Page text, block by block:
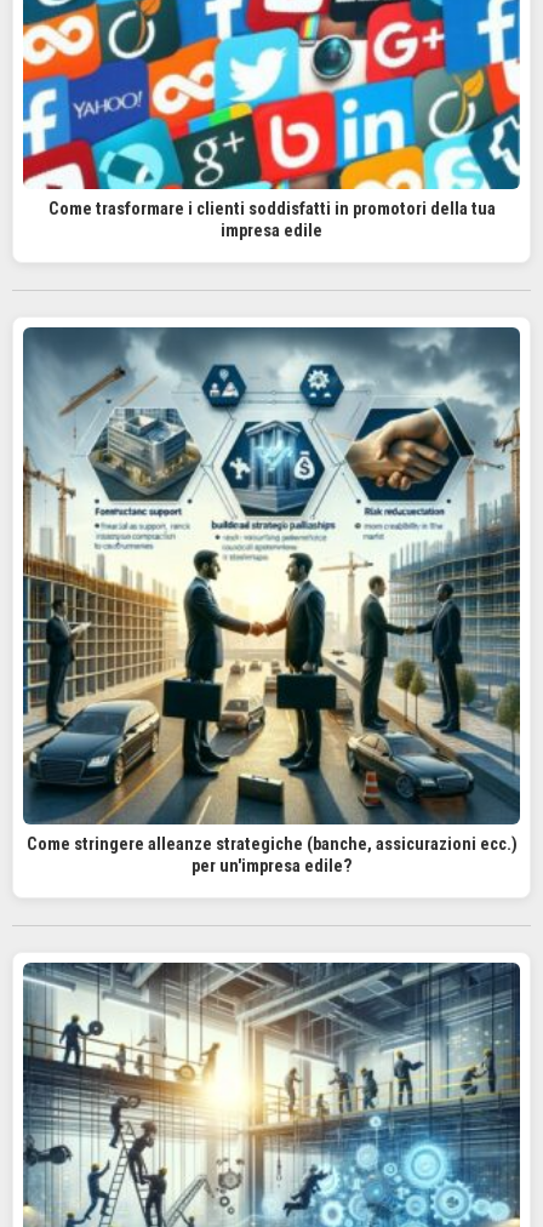
Come trasformare i clienti soddisfatti in promotori della tua
impresa edile
Come stringere alleanze strategiche (banche, assicurazioni ecc.)
per un'impresa edile?